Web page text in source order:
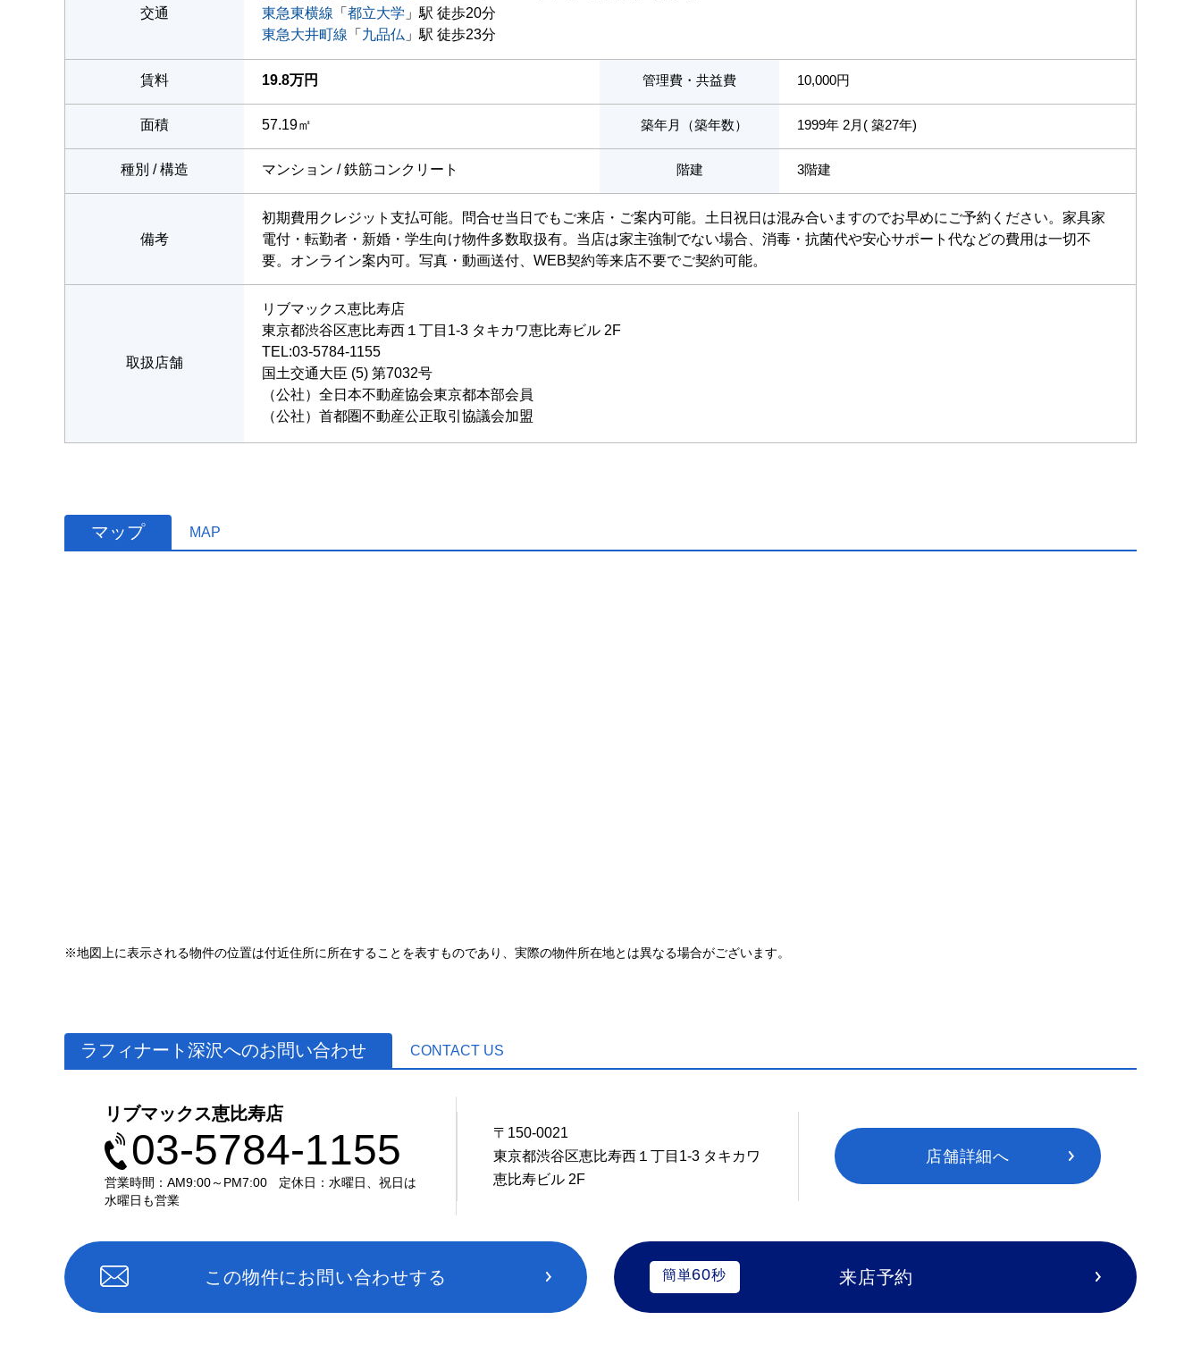
交通
東急東横線 「 都立大学 」駅 徒歩20分
東急大井町線 「 九品仏 」駅 徒歩23分
賃料 19.8万円 管理費・共益費 10,000円
面積 57.19㎡ 築年月（築年数） 1999年 2月( 築27年)
種別 / 構造 マンション / 鉄筋コンクリート 階建 3階建
備考
初期費用クレジット支払可能。問合せ当日でもご来店・ご案内可能。土日祝日は混み合いますのでお早めにご予約ください。家具家
電付・転勤者・新婚・学生向け物件多数取扱有。当店は家主強制でない場合、消毒・抗菌代や安心サポート代などの費用は一切不
要。オンライン案内可。写真・動画送付、WEB契約等来店不要でご契約可能。
取扱店舗
リブマックス恵比寿店
東京都渋谷区恵比寿西１丁目1-3 タキカワ恵比寿ビル 2F
TEL:03-5784-1155
国土交通大臣 (5) 第7032号
（公社）全日本不動産協会東京都本部会員
（公社）首都圏不動産公正取引協議会加盟
マップ MAP
※地図上に表示される物件の位置は付近住所に所在することを表すものであり、実際の物件所在地とは異なる場合がございます。
ラフィナート深沢へのお問い合わせ CONTACT US
リブマックス恵比寿店
03-5784-1155
営業時間：AM9:00～PM7:00
定休日：水曜日、祝日は
水曜日も営業
〒150-0021
東京都渋谷区恵比寿西１丁目1-3 タキカワ
恵比寿ビル 2F
店舗詳細へ
この物件にお問い合わせする 簡単60秒 来店予約